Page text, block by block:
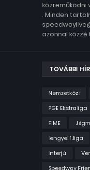
közreműködni
. Minden
azonnal
TOVÁBBI
Nemzetközi
PGE Ekstraliga
FIME
lengyel 1.liga
Interjú
Speedway